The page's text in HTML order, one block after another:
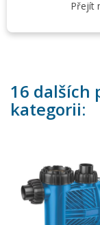
označením „AK“.
16 dalších
kategorii:
Přejít